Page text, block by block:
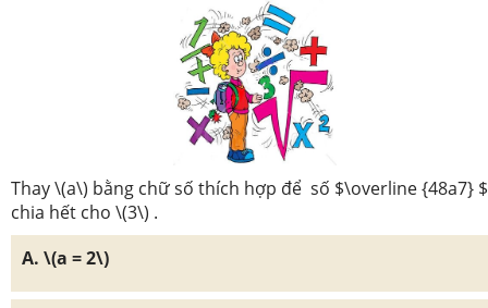
Thay \(a\) bằng chữ số thích hợp để số $\overline {48a7} $
chia hết cho \(3\) .
A. \(a = 2\)